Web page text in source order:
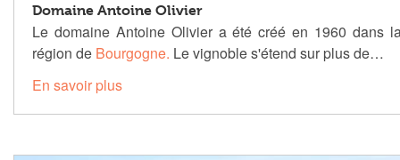
Domaine Antoine Olivier
Le domaine Antoine Olivier a été créé en 1960 dans
région de Bourgogne. Le vignoble s'étend sur plus de…
En savoir plus